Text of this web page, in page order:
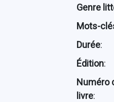
Genre
Mots-
Durée:
Édition:
Numéro
livre: